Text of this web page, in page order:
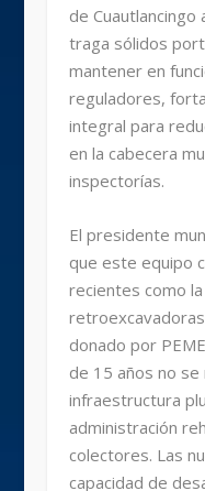
de
traga sólidos
mantener en
reguladores,
integral para
en la cabecera
inspectorías.
El presidente
que este equipo
recientes como
donado por
de 15 años no
infraestructura
administración
colectores. Las
capacidad de